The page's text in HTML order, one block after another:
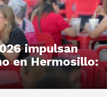
impulsan
en Hermosillo: